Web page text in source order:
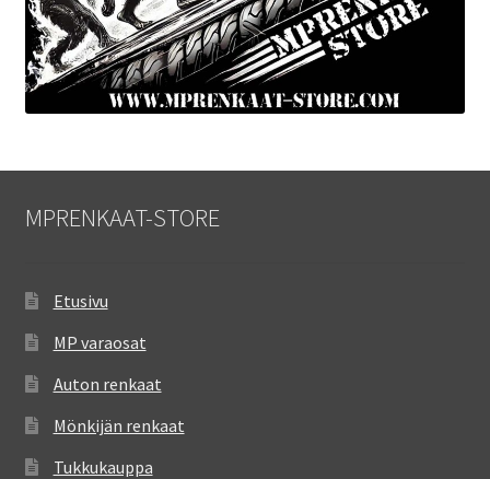
MPRENKAAT-STORE
Etusivu
MP varaosat
Auton renkaat
Mönkijän renkaat
Tukkukauppa